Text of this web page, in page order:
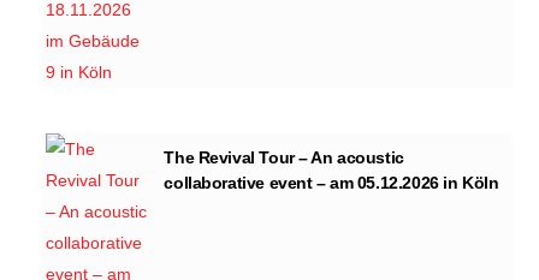
The Revival Tour – An acoustic
collaborative event – am 05.12.2026 in Köln